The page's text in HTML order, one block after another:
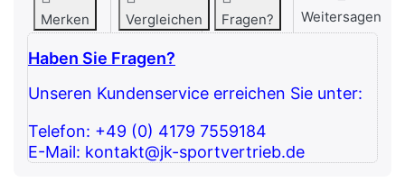
Merken Vergleichen Fragen? Weitersagen
Haben Sie Fragen?
Unseren Kundenservice erreichen Sie unter:
Telefon: +49 (0) 4179 7559184
E-Mail: kontakt@jk-sportvertrieb.de